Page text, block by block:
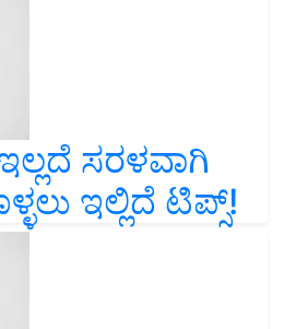
ಸರಳವಾಗಿ
ಇಲ್ಲಿದೆ ಟಿಪ್ಸ್‌!